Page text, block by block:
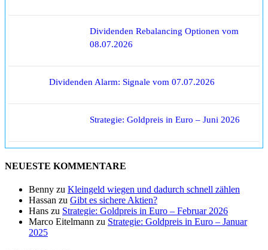
Dividenden Rebalancing Optionen vom
08.07.2026
Dividenden Alarm: Signale vom 07.07.2026
Strategie: Goldpreis in Euro – Juni 2026
NEUESTE KOMMENTARE
Benny zu Kleingeld wiegen und dadurch schnell zählen
Hassan zu Gibt es sichere Aktien?
Hans zu Strategie: Goldpreis in Euro – Februar 2026
Marco Eitelmann zu Strategie: Goldpreis in Euro – Januar
2025